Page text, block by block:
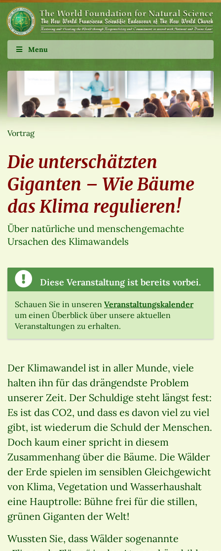
Menu
Vortrag
Die unterschätzten
Giganten – Wie Bäume
das Klima regulieren!
Über natürliche und menschengemachte
Ursachen des Klimawandels
Diese Veranstaltung ist bereits vorbei.
Schauen Sie in unseren Veranstaltungskalender
um einen Überblick über unsere aktuellen
Veranstaltungen zu erhalten.
Der Klimawandel ist in aller Munde, viele
halten ihn für das drängendste Problem
unserer Zeit. Der Schuldige steht längst fest:
Es ist das CO2, und dass es davon viel zu viel
gibt, ist wiederum die Schuld der Menschen.
Doch kaum einer spricht in diesem
Zusammenhang über die Bäume. Die Wälder
der Erde spielen im sensiblen Gleichgewicht
von Klima, Vegetation und Wasserhaushalt
eine Hauptrolle: Bühne frei für die stillen,
grünen Giganten der Welt!
Wussten Sie, dass Wälder sogenannte